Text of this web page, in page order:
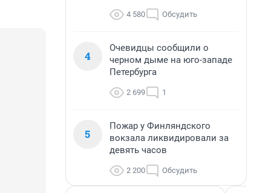
4 580 Обсудить
4
Очевидцы сообщили о
черном дыме на юго-западе
Петербурга
2 699 1
5
Пожар у Финляндского
вокзала ликвидировали за
девять часов
2 200 Обсудить